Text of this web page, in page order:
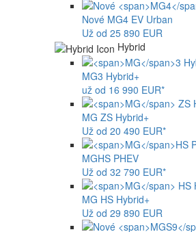
Nové MG4 EV Urban
Už od 25 890 EUR
Hybrid
MG3 Hybrid+
už od 16 990 EUR*
MG ZS Hybrid+
Už od 20 490 EUR*
MGHS PHEV
Už od 32 790 EUR*
MG HS Hybrid+
Už od 29 890 EUR